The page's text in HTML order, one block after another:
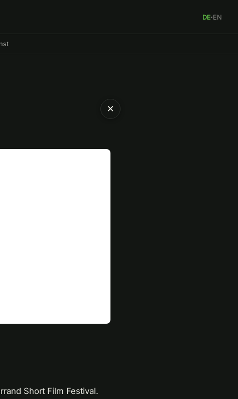
DE·EN
Short Film Festival.
×